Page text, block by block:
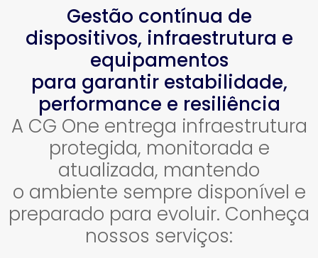
Gestão contínua de
dispositivos, infraestrutura e
equipamentos
para garantir estabilidade,
performance e resiliência
A CG One entrega infraestrutura
protegida, monitorada e
atualizada, mantendo
o ambiente sempre disponível e
preparado para evoluir. Conheça
nossos serviços: